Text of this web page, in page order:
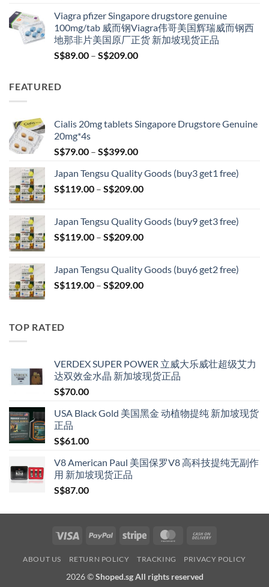
was:
S$100.00.
is:
S$79.00.
Viagra pfizer Singapore drugstore genuine
100mg/tab 威而钢Viagra伟哥美国辉瑞威而钢西
地那非片美国原厂正货 新加坡现货正品
S$89.00 – S$209.00Price
FEATURED
Cialis 20mg tablets Singapore Drugstore Genuine
20mg*4s
S$79.00 – S$399.00Price
S$79.00
through
Japan Tengsu Quality Goods (buy3 get1 free)
S$119.00 – S$209.00Price
through
S$209.00
Japan Tengsu Quality Goods (buy9 get3 free)
S$119.00 – S$209.00Price
through
S$209.00
Japan Tengsu Quality Goods (buy6 get2 free)
S$119.00 – S$209.00Price
TOP RATED
VERDEX SUPER POWER 立威大乐威壮超级艾力
达双效金水晶 新加坡现货正品
S$70.00
USA Black Gold 美国黑金 动植物提纯 新加坡现货
正品
S$61.00
V8 American Paul 美国保罗V8 高科技提纯无副作
用 新加坡现货正品
S$87.00
Visa PayPal Stripe MasterCard
Delivery
ABOUT US RETURN POLICY TRACKING PRIVACY POLICY
2026 ©Shoped.sg All rights reserved